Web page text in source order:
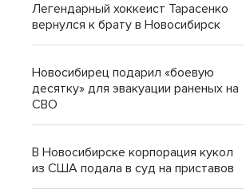
Легендарный хоккеист Тарасенко
вернулся к брату в Новосибирск
Новосибирец подарил «боевую
десятку» для эвакуации раненых на
СВО
В Новосибирске корпорация кукол
из США подала в суд на приставов